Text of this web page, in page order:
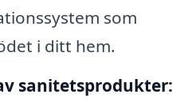
som
i ditt hem.
sanitetsprodukter: